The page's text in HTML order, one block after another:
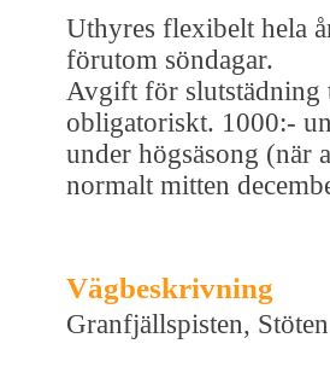
Uthyres flexibelt hela
förutom söndagar.
Avgift för
obligatoriskt. 1000:-
under högsäsong (när
normalt mitten
Vägbeskrivning
Granfjällspisten, Stöten